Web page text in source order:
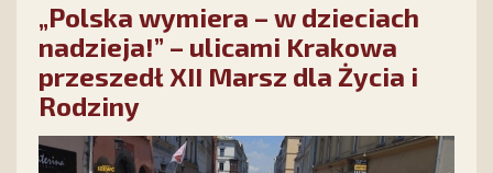
numer 12 423 44 23, a Medalik i Nowenna będą
Twoje!
„Polska wymiera – w dzieciach
nadzieja!” – ulicami Krakowa
przeszedł XII Marsz dla Życia i
Rodziny